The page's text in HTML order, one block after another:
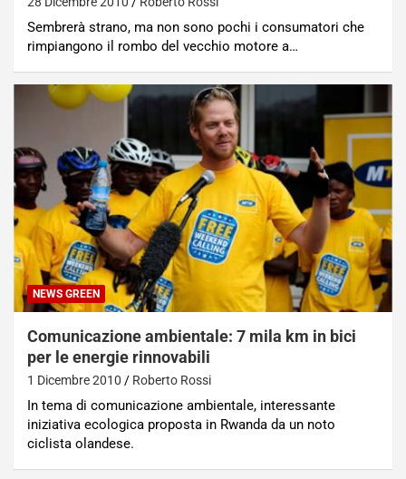
Sembrerà strano, ma non sono pochi i consumatori che
rimpiangono il rombo del vecchio motore a…
NEWS GREEN
Comunicazione ambientale: 7 mila km in bici
per le energie rinnovabili
1 Dicembre 2010 Roberto Rossi
In tema di comunicazione ambientale, interessante
iniziativa ecologica proposta in Rwanda da un noto
ciclista olandese.